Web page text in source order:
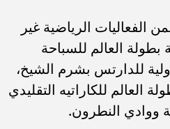
إلى تنظيم مصر أكثر من 30 بطولة ضمن الفعاليات الرياضية غير
بطولة العالم للسباحة
للدارتس بشرم الشيخ،
العالم للكاراتيه التقليدي